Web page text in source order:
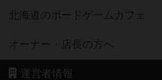
北海道のボードゲームカフェ
オーナー・店長の方へ
運営者情報